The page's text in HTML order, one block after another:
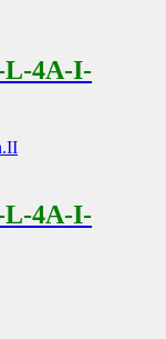
L-4A-I-
L-4A-I-